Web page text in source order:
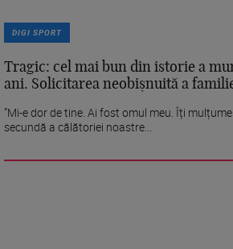
DIGI SPORT
Tragic: cel mai bun din istorie a
ani. Solicitarea neobișnuită a
”Mi-e dor de tine. Ai fost omul meu. Îți
secundă a călătoriei noastre...